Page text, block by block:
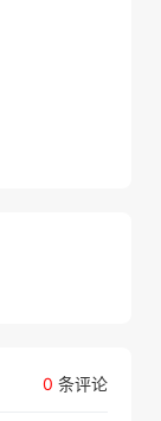
0 条评论